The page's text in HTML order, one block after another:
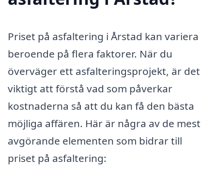
Priset på asfaltering i Årstad kan variera
beroende på flera faktorer. När du
överväger ett asfalteringsprojekt, är det
viktigt att förstå vad som påverkar
kostnaderna så att du kan få den bästa
möjliga affären. Här är några av de mest
avgörande elementen som bidrar till
priset på asfaltering: